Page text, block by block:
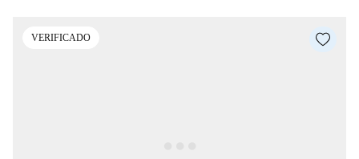
VERIFICADO